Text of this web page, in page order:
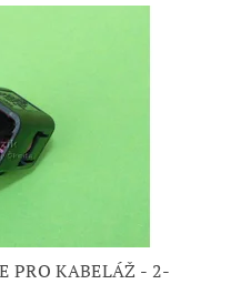
PRO KABELÁŽ - 2-